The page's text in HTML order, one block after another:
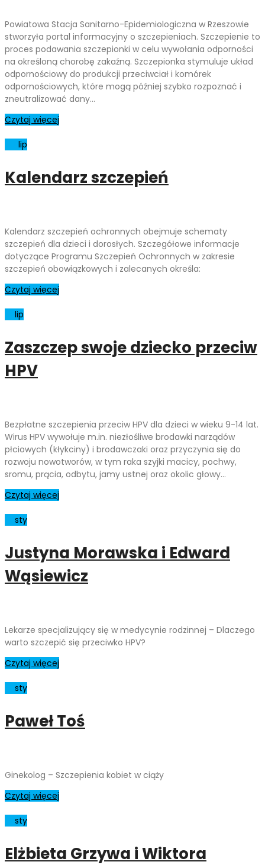
Powiatowa Stacja Sanitarno-Epidemiologiczna w Rzeszowie
stworzyła portal informacyjny o szczepieniach. Szczepienie to
proces podawania szczepionki w celu wywołania odporności
na określoną chorobę zakaźną. Szczepionka stymuluje układ
odpornościowy do produkcji przeciwciał i komórek
odpornościowych, które mogą później szybko rozpoznać i
zneutralizować dany…
Czytaj więcej
lip
Kalendarz szczepień
Kalendarz szczepień ochronnych obejmuje schematy
szczepień dla dzieci i dorosłych. Szczegółowe informacje
dotyczące Programu Szczepień Ochronnych w zakresie
szczepień obowiązkowych i zalecanych określa:
Czytaj więcej
lip
Zaszczep swoje dziecko przeciw
HPV
Bezpłatne szczepienia przeciw HPV dla dzieci w wieku 9-14 lat.
Wirus HPV wywołuje m.in. niezłośliwe brodawki narządów
płciowych (kłykciny) i brodawczaki oraz przyczynia się do
rozwoju nowotworów, w tym raka szyjki macicy, pochwy,
sromu, prącia, odbytu, jamy ustnej oraz okolic głowy…
Czytaj więcej
sty
Justyna Morawska i Edward
Wąsiewicz
Lekarze specjalizujący się w medycynie rodzinnej – Dlaczego
warto szczepić się przeciwko HPV?
Czytaj więcej
sty
Paweł Toś
Ginekolog – Szczepienia kobiet w ciąży
Czytaj więcej
sty
Elżbieta Grzywa i Wiktora